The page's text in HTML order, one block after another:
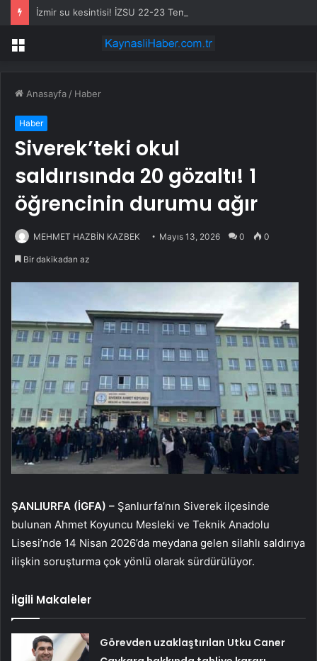
Menü
Anasayfa / Haber
Haber
Siverek’teki okul
saldırısında 20 gözaltı! 1
öğrencinin durumu ağır
MEHMET HAZBİN KAZBEK Mayıs 13, 2026 0 0
Bir dakikadan az
ŞANLIURFA (İGFA) – Şanlıurfa’nın Siverek ilçesinde
bulunan Ahmet Koyuncu Mesleki ve Teknik Anadolu
Lisesi’nde 14 Nisan 2026’da meydana gelen silahlı saldırıya
ilişkin soruşturma çok yönlü olarak sürdürülüyor.
İlgili Makaleler
Görevden uzaklaştırılan Utku Caner